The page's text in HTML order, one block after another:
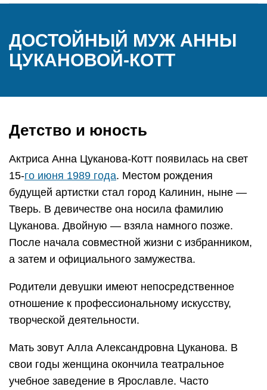
ДОСТОЙНЫЙ МУЖ АННЫ
ЦУКАНОВОЙ-КОТТ
Детство и юность
Актриса Анна Цуканова-Котт появилась на свет
15-го июня 1989 года. Местом рождения
будущей артистки стал город Калинин, ныне —
Тверь. В девичестве она носила фамилию
Цуканова. Двойную — взяла намного позже.
После начала совместной жизни с избранником,
а затем и официального замужества.
Родители девушки имеют непосредственное
отношение к профессиональному искусству,
творческой деятельности.
Мать зовут Алла Александровна Цуканова. В
свои годы женщина окончила театральное
учебное заведение в Ярославле. Часто